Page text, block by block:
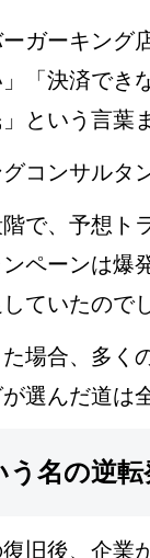
ガーキング
」「決済で
という言葉
コンサルタ
階で、予想
ペーンは爆
ていたので
場合、多く
選んだ道は
う名の逆
旧後、企業